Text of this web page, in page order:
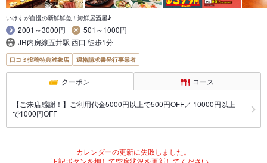
いけすが自慢の新鮮鮮魚！海鮮居酒屋♪
2001～3000円
501～1000円
JR内房線五井駅 西口 徒歩1分
口コミ投稿特典対象店 適格請求書発行事業者
クーポン コース
【ご来店感謝！】ご利用代金5000円以上で500円OFF／ 10000円以上
で1000円OFF
カレンダーの更新に失敗しました。